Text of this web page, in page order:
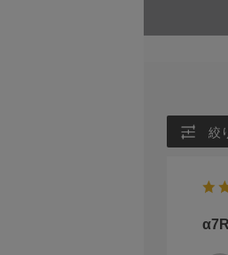
ファインダー
絞